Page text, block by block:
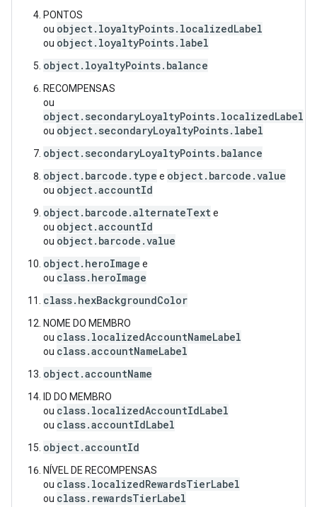
PONTOS
ou object.loyaltyPoints.localizedLabel
ou object.loyaltyPoints.label
object.loyaltyPoints.balance
RECOMPENSAS
ou
object.secondaryLoyaltyPoints.localizedLabel
ou object.secondaryLoyaltyPoints.label
object.secondaryLoyaltyPoints.balance
object.barcode.type e object.barcode.value
ou object.accountId
object.barcode.alternateTexte
ou object.accountId
ou object.barcode.value
object.heroImage e
ou class.heroImage
class.hexBackgroundColor
NOME DO MEMBRO
ou class.localizedAccountNameLabel
ou class.accountNameLabel
object.accountName
ID DO MEMBRO
ou class.localizedAccountIdLabel
ou class.accountIdLabel
object.accountId
NÍVEL DE RECOMPENSAS
ou class.localizedRewardsTierLabel
ou class.rewardsTierLabel